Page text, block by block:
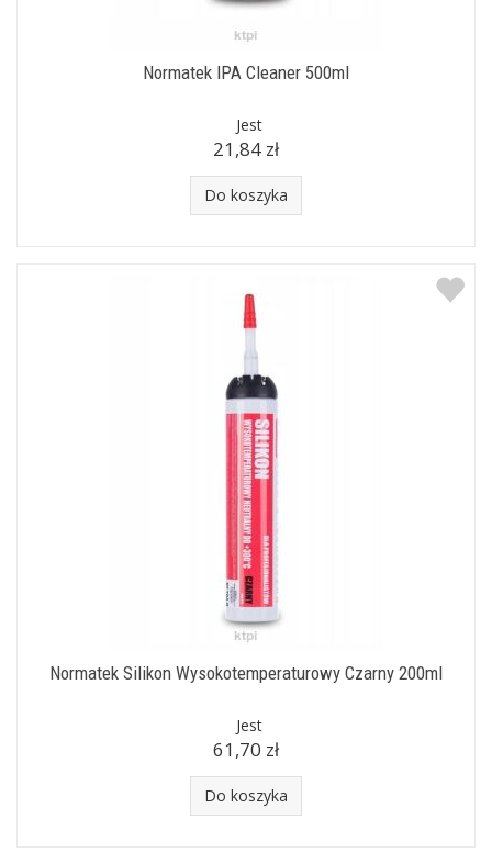
Normatek IPA Cleaner 500ml
Jest
21,84 zł
Do koszyka
Normatek Silikon Wysokotemperaturowy Czarny 200ml
Jest
61,70 zł
Do koszyka